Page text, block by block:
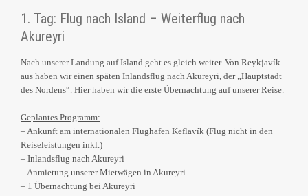
1. Tag: Flug nach Island – Weiterflug nach
Akureyri
Nach unserer Landung auf Island geht es gleich weiter. Von Reykjavík
aus haben wir einen späten Inlandsflug nach Akureyri, der „Hauptstadt
des Nordens“. Hier haben wir die erste Übernachtung auf unserer Reise.
Geplantes Programm:
– Ankunft am internationalen Flughafen Keflavík (Flug nicht in den
Reiseleistungen inkl.)
– Inlandsflug nach Akureyri
– Anmietung unserer Mietwägen in Akureyri
– 1 Übernachtung bei Akureyri